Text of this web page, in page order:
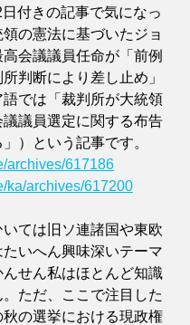
付きの記事で気になっ
の憲法に基づいたジョ
会議議員任命が「前例
判断により差し止め」
語では「裁判所が大統領
議員選定に関する布告
）という記事です。
archives/617186
ka/archives/617200
いては旧ソ連諸国や東欧
いへん興味深いテーマ
せん私はほとんど知識
ただ、ここで注目した
の選挙における現政権